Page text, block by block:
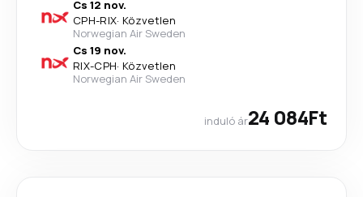
Cs 12 nov.
CPH-RIX· Közvetlen
Norwegian Air Sweden
Cs 19 nov.
RIX-CPH· Közvetlen
Norwegian Air Sweden
induló ár24 084Ft